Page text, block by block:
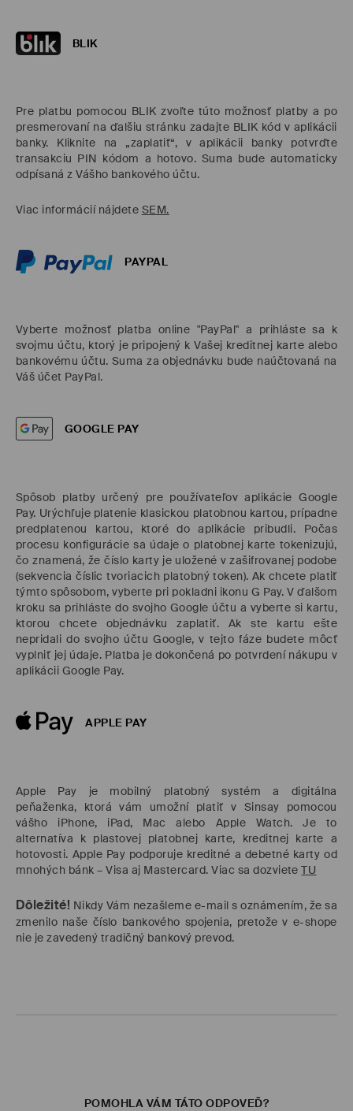
BLIK
Pre platbu pomocou BLIK zvoľte túto možnosť platby a po
presmerovaní na ďalšiu stránku zadajte BLIK kód v aplikácii
banky. Kliknite na „zaplatiť“, v aplikácii banky potvrďte
transakciu PIN kódom a hotovo. Suma bude automaticky
odpísaná z Vášho bankového účtu.
Viac informácií nájdete SEM.
PAYPAL
Vyberte možnosť platba online "PayPal" a prihláste sa k
svojmu účtu, ktorý je pripojený k Vašej kreditnej karte alebo
bankovému účtu. Suma za objednávku bude naúčtovaná na
Váš účet PayPal.
GOOGLE PAY
Spôsob platby určený pre používateľov aplikácie Google
Pay. Urýchľuje platenie klasickou platobnou kartou, prípadne
predplatenou kartou, ktoré do aplikácie pribudli. Počas
procesu konfigurácie sa údaje o platobnej karte tokenizujú,
čo znamená, že číslo karty je uložené v zašifrovanej podobe
(sekvencia číslic tvoriacich platobný token). Ak chcete platiť
týmto spôsobom, vyberte pri pokladni ikonu G Pay. V ďalšom
kroku sa prihláste do svojho Google účtu a vyberte si kartu,
ktorou chcete objednávku zaplatiť. Ak ste kartu ešte
nepridali do svojho účtu Google, v tejto fáze budete môcť
vyplniť jej údaje. Platba je dokončená po potvrdení nákupu v
aplikácii Google Pay.
APPLE PAY
Apple Pay je mobilný platobný systém a digitálna
peňaženka, ktorá vám umožní platiť v Sinsay pomocou
vášho iPhone, iPad, Mac alebo Apple Watch. Je to
alternatíva k plastovej platobnej karte, kreditnej karte a
hotovosti. Apple Pay podporuje kreditné a debetné karty od
mnohých bánk – Visa aj Mastercard. Viac sa dozvieteTU
Dôležité! Nikdy Vám nezašleme e-mail s oznámením, že sa
zmenilo naše číslo bankového spojenia, pretože v e-shope
nie je zavedený tradičný bankový prevod.
POMOHLA VÁM TÁTO ODPOVEĎ?